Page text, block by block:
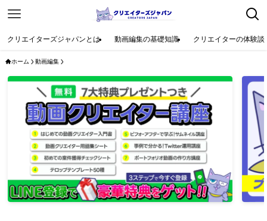
クリエイターズジャパンとは 動画編集の基礎知識 クリエイターの体験談
ホーム 動画編集